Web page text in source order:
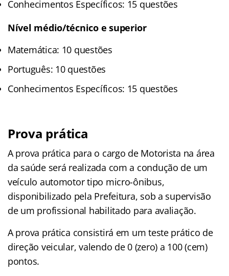
Conhecimentos Específicos: 15 questões
Nível médio/técnico e superior
Matemática: 10 questões
Português: 10 questões
Conhecimentos Específicos: 15 questões
Prova prática
A prova prática para o cargo de Motorista na área
da saúde será realizada com a condução de um
veículo automotor tipo micro-ônibus,
disponibilizado pela Prefeitura, sob a supervisão
de um profissional habilitado para avaliação.
A prova prática consistirá em um teste prático de
direção veicular, valendo de 0 (zero) a 100 (cem)
pontos.